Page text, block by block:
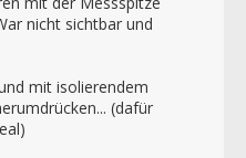
nicht sichtbar und
mit isolierendem
(dafür